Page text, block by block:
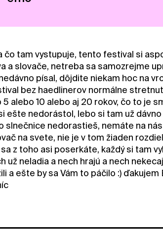
čo tam vystupuje, tento festival si
a slovače, netreba sa samozrejme
písal, dôjdite niekam hoc na
bez haedlinerov normálne
alebo 10 alebo aj 20 rokov, čo to je
ešte nedorástol, lebo si tam už
slnečnice nedorastieš, nemáte na
na svete, nie je v tom žiaden
z toho asi poserkáte, každý si tam
už neladia a nech hrajú a nech
a ešte by sa Vám to páčilo :)